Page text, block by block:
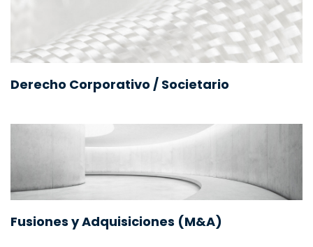
Derecho Corporativo / Societario
Fusiones y Adquisiciones (M&A)